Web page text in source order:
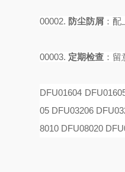
00002. 防尘防屑 ：
00003. 定期检查 ：
DFU01604
05 DFU03206
8010 DFU08020